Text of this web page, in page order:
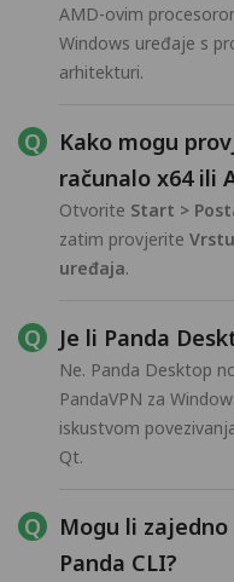
AMD-ovim
Windows uređaje s
arhitekturi.
Kako mogu
računalo x64 ili
Otvorite Start >
zatim provjerite
uređaja.
Je li Panda
Ne. Panda Desktop
PandaVPN za
iskustvom
Qt.
Mogu li
Panda CLI?